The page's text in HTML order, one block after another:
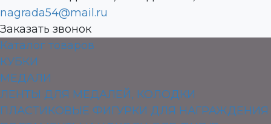
nagrada54@mail.ru
Заказать звонок
Каталог товаров
КУБКИ
МЕДАЛИ
ЛЕНТЫ ДЛЯ МЕДАЛЕЙ, КОЛОДКИ
ПЛАСТИКОВЫЕ ФИГУРКИ ДЛЯ НАГРАЖДЕНИЯ